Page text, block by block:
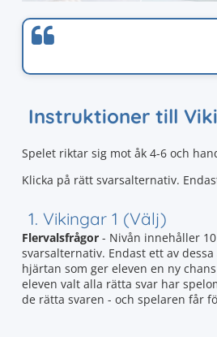
Instruktioner till
Spelet riktar sig mot åk 4-6 och
Klicka på rätt svarsalternativ.
1. Vikingar 1 (Välj)
Flervalsfrågor - Nivån innehåller
svarsalternativ. Endast ett av
hjärtan som ger eleven en ny
eleven valt alla rätta svar har
de rätta svaren - och spelaren får